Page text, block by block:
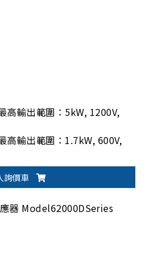
高輸出範圍：5kW, 1200V,
高輸出範圍：1.7kW, 600V,
圍輸出機型
詢價車